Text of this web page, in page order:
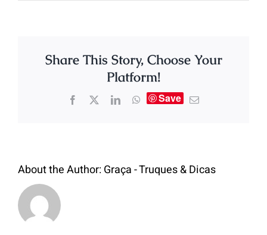
Share This Story, Choose Your
Platform!
Save
About the Author:Graça - Truques & Dicas